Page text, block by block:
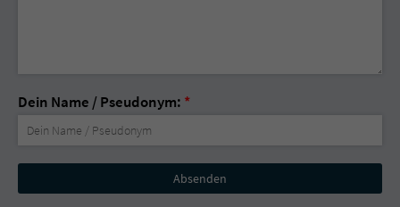
Dein Name / Pseudonym: *
Nicht
ausfüllen!